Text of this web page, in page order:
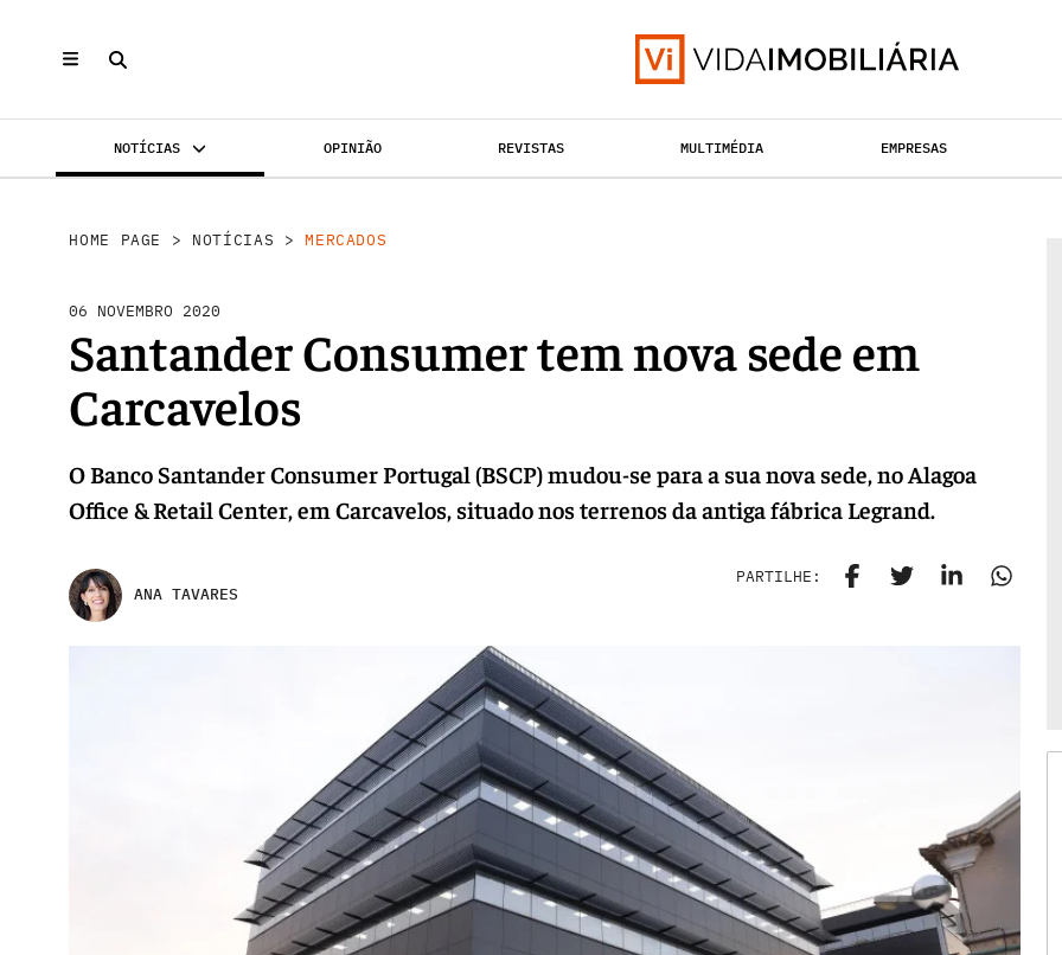
NOTÍCIAS OPINIÃO REVISTAS MULTIMÉDIA EMPRESAS
HOME PAGE > NOTÍCIAS >MERCADOS
06 NOVEMBRO 2020
Santander Consumer tem nova sede em
Carcavelos
O Banco Santander Consumer Portugal (BSCP) mudou-se para a sua nova sede, no Alagoa
Office & Retail Center, em Carcavelos, situado nos terrenos da antiga fábrica Legrand.
ANA TAVARES
PARTILHE: